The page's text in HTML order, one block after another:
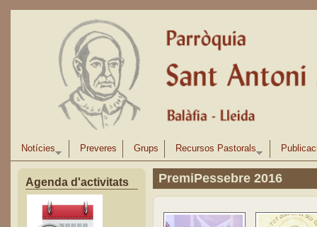
Notícies Preveres Grups Recursos Pastorals
Agenda d'activitats PremiPessebre 2016